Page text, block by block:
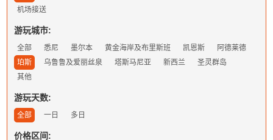
机场接送
游玩城市:
全部 悉尼 墨尔本 黄金海岸及布里斯班 凯恩斯
阿德莱德
珀斯
乌鲁鲁及爱丽丝泉 塔斯马尼亚 新西兰
圣灵群岛
其他
游玩天数:
全部 一日 多日
价格区间: